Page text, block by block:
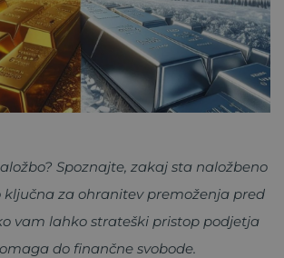
Spoznajte, zakaj sta naložbeno
ključna za ohranitev premoženja pred
vam lahko strateški pristop podjetja
do finančne svobode.